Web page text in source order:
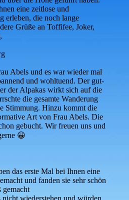
eine zeitlose und
erleben, die noch lange
Grüße an Toffifee, Joker,
Abels und es war wieder mal
und wohltuend. Der gut-
der Alpakas wirkt sich auf die
die gesamte Wanderung
Stimmung. Hinzu kommt die
Art von Frau Abels. Die
gebucht. Wir freuen uns und
😀
das erste Mal bei Ihnen eine
und fanden sie sehr schön
gemacht
wiederstehen und würden